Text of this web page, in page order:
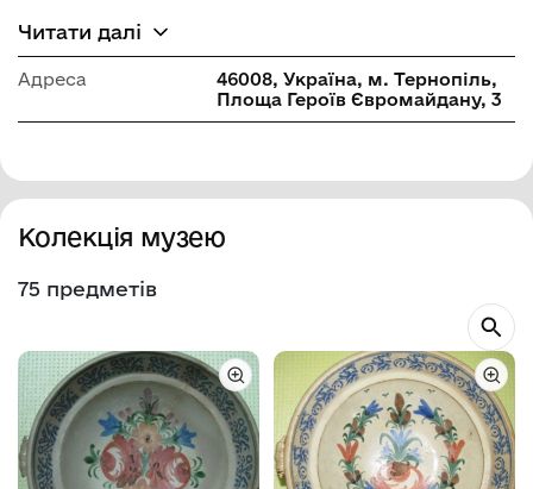
Читати далі
Адреса
46008, Україна, м. Тернопіль,
Площа Героїв Євромайдану, 3
Колекція музею
75 предметів